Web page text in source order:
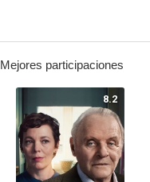
Mejores participaciones
8.2